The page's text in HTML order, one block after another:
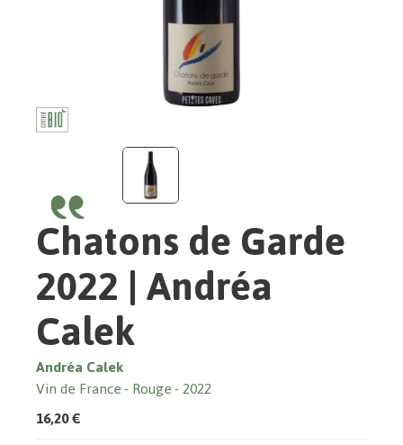
Chatons de Garde
2022 | Andréa
Calek
Andréa Calek
Vin de France Rouge 2022
16,20 €